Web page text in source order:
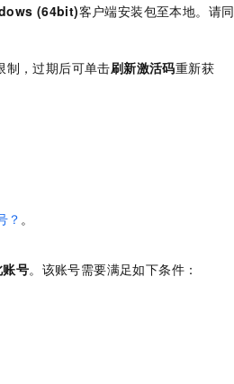
(64bit)客户端安装包至本地。请同
制，过期后可单击刷新激活码重新获
？ 。
号。该账号需要满足如下条件：
通过自然语言交互简化开发流程,全栈开发支持